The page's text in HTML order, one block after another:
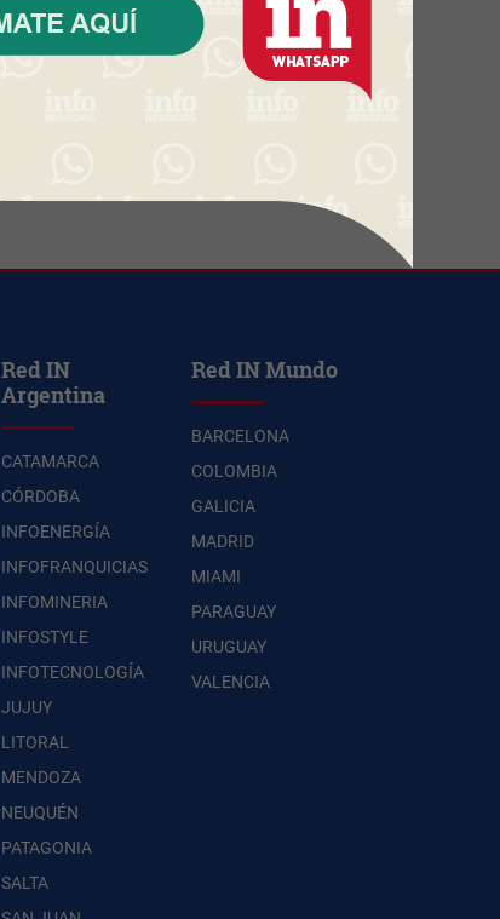
en 2025 (aunque HIF volvió a
cambiar todas las estadísticas)
Red IN
Argentina
CATAMARCA
CÓRDOBA
INFOENERGÍA
INFOFRANQUICIAS
INFOMINERIA
INFOSTYLE
INFOTECNOLOGÍA
JUJUY
LITORAL
MENDOZA
NEUQUÉN
PATAGONIA
SALTA
Red IN Mundo
BARCELONA
COLOMBIA
GALICIA
MADRID
MIAMI
PARAGUAY
URUGUAY
VALENCIA